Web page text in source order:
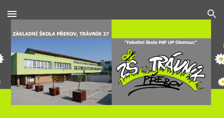
Skip to main content Skip to navigation